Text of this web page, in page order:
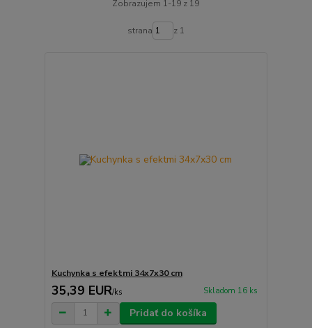
Zobrazujem 1-19 z 19
strana z 1
Kuchynka s efektmi 34x7x30 cm
35,39 EUR/ks Skladom 16 ks
Pridať do košíka